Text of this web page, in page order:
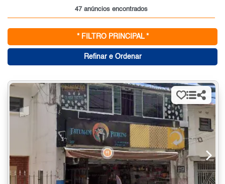
47 anúncios encontrados
* FILTRO PRINCIPAL *
Refinar e Ordenar